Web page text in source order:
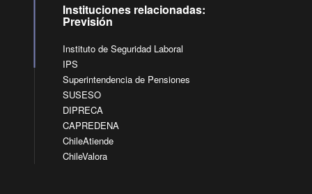
Instituciones relacionadas:
Previsión
Instituto de Seguridad Laboral
IPS
Superintendencia de Pensiones
SUSESO
DIPRECA
CAPREDENA
ChileAtiende
ChileValora